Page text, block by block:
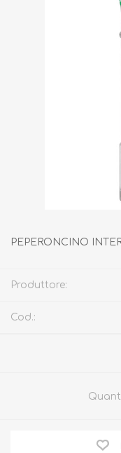
PEPERONCINO
Produttore:
Cod.: